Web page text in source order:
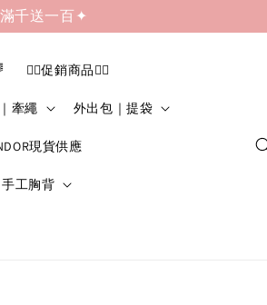
千送一百✦
❤️‍🔥促銷商品❤️‍🔥
牽繩 外出包｜提袋
現貨供應
工胸背